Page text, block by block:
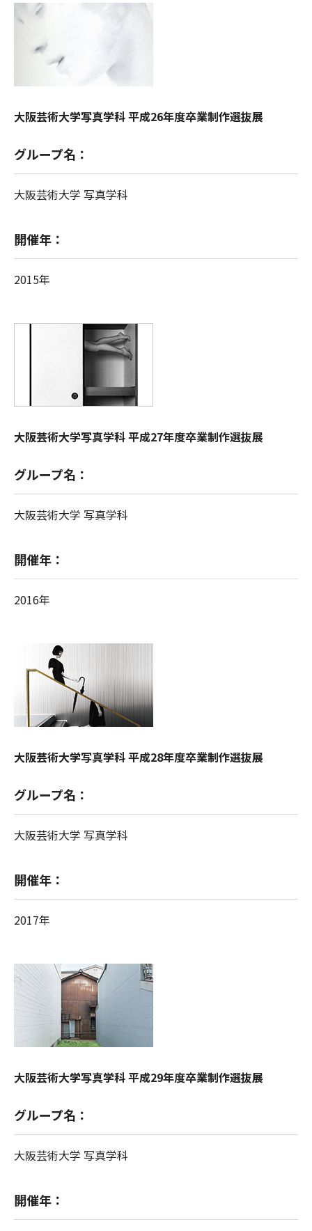
大阪芸術大学写真学科 平成26年度卒業制作選抜展
グループ名：
大阪芸術大学 写真学科
開催年：
2015年
大阪芸術大学写真学科 平成27年度卒業制作選抜展
グループ名：
大阪芸術大学 写真学科
開催年：
2016年
大阪芸術大学写真学科 平成28年度卒業制作選抜展
グループ名：
大阪芸術大学 写真学科
開催年：
2017年
大阪芸術大学写真学科 平成29年度卒業制作選抜展
グループ名：
大阪芸術大学 写真学科
開催年：